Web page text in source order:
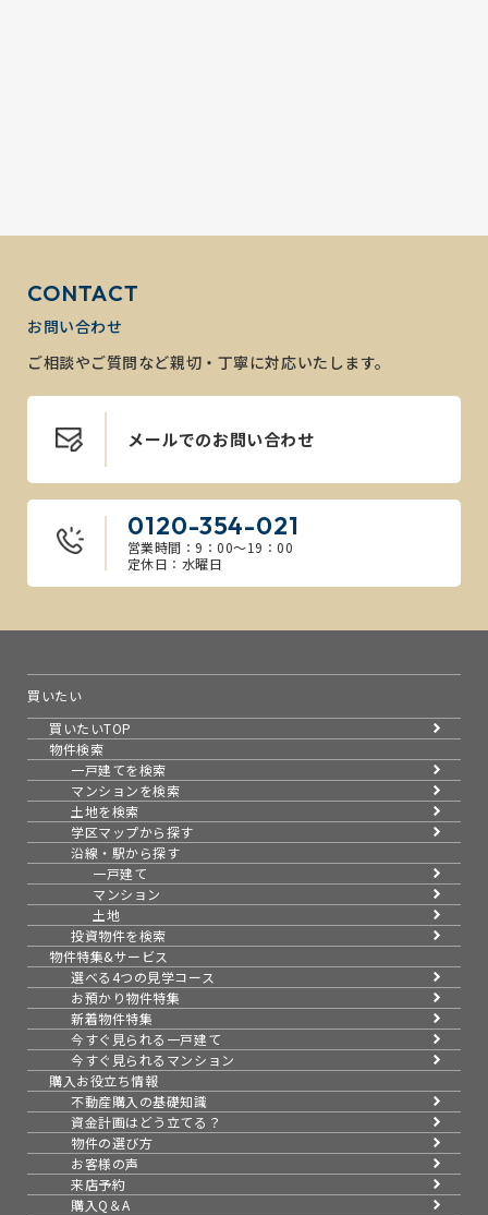
CONTACT
お問い合わせ
ご相談やご質問など親切・丁寧に対応いたします。
メールでのお問い合わせ
0120-354-021
営業時間：9：00～19：00
定休日：水曜日
買いたい
買いたいTOP
物件検索
一戸建てを検索
マンションを検索
土地を検索
学区マップから探す
沿線・駅から探す
一戸建て
マンション
土地
投資物件を検索
物件特集&サービス
選べる4つの見学コース
お預かり物件特集
新着物件特集
今すぐ見られる一戸建て
今すぐ見られるマンション
購入お役立ち情報
不動産購入の基礎知識
資金計画はどう立てる？
物件の選び方
お客様の声
来店予約
購入Q＆A